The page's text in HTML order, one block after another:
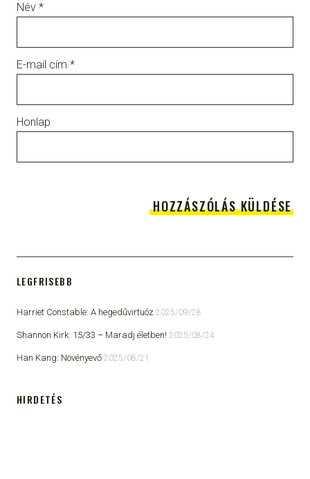
Név *
E-mail cím *
Honlap
LEGFRISEBB
Harriet Constable: A hegedűvirtuóz 2025/09/28
Shannon Kirk: 15/33 ​– Maradj életben! 2025/08/24
Han Kang: Növényevő 2025/08/21
HIRDETÉS